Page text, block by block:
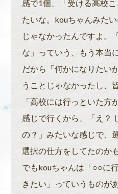
感で1個、「受ける高校
たいな。kouちゃんみた
じゃなかったんですよ。
な」っていう、もう本当
だから「何かになりたい
うことじゃなかったし、
「高校には行っといた方
感じで行くから、「え？
の？」みたいな感じで、
選択の仕方をしてたのか
でもkouちゃんは「○○に
きたい」っていうものが